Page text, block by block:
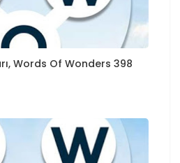
Words Of Wonders 398